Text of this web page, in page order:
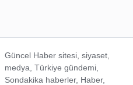
Güncel Haber sitesi, siyaset,
medya, Türkiye gündemi,
Sondakika haberler, Haber,